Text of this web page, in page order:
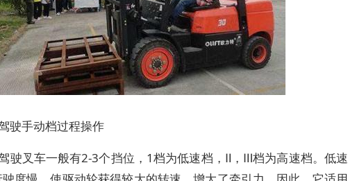
驶手动档过程操作
驶叉车一般有2-3个挡位，1档为低速档，Ⅱ，Ⅲ档为高速档。低速